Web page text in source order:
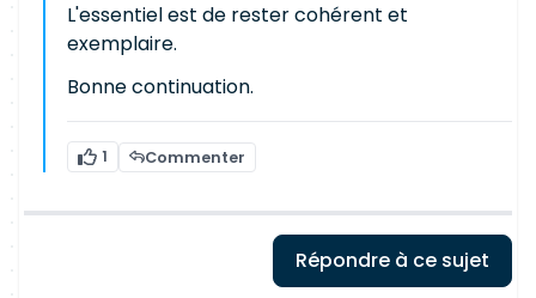
L'essentiel est de rester cohérent et
exemplaire.
Bonne continuation.
1 Commenter
Répondre à ce sujet